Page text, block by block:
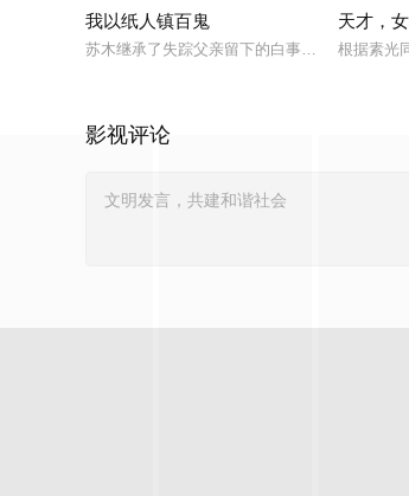
我以纸人镇百鬼
苏木继承了失踪父亲留下的白事馆，本想低调
天才，
根据素光
影视评论